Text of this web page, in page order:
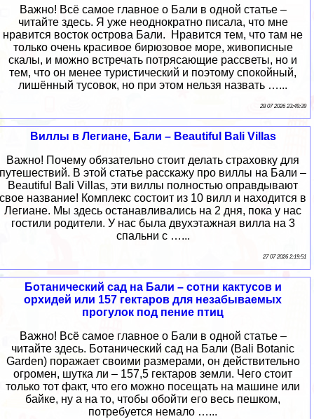
Важно! Всё самое главное о Бали в одной статье –
читайте здесь. Я уже неоднократно писала, что мне
нравится восток острова Бали. Нравится тем, что там не
только очень красивое бирюзовое море, живописные
скалы, и можно встречать потрясающие рассветы, но и
тем, что он менее туристический и поэтому спокойный,
лишённый тусовок, но при этом нельзя назвать …...
28 07 2026 23:49:39
Виллы в Легиане, Бали – Beautiful Bali Villas
Важно! Почему обязательно стоит делать страховку для
путешествий. В этой статье расскажу про виллы на Бали –
Beautiful Bali Villas, эти виллы полностью оправдывают
свое название! Комплекс состоит из 10 вилл и находится в
Легиане. Мы здесь останавливались на 2 дня, пока у нас
гостили родители. У нас была двухэтажная вилла на 3
спальни с …...
27 07 2026 2:19:51
Ботанический сад на Бали – сотни кактусов и
орхидей или 157 гектаров для незабываемых
прогулок под пение птиц
Важно! Всё самое главное о Бали в одной статье –
читайте здесь. Ботанический сад на Бали (Bali Botanic
Garden) поражает своими размерами, он действительно
огромен, шутка ли – 157,5 гектаров земли. Чего стоит
только тот факт, что его можно посещать на машине или
байке, ну а на то, чтобы обойти его весь пешком,
потребуется немало …...